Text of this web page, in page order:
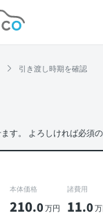
コ
引き渡し時期を確認
す。 よろしければ必須
本体価格
210.0万円
諸費用
11.0